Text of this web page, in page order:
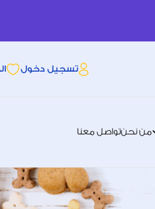
تسجيل دخول
من نحنتواصل معنا